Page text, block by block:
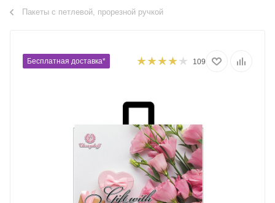
Пакеты с петлевой, прорезной ручкой
Бесплатная доставка* 109